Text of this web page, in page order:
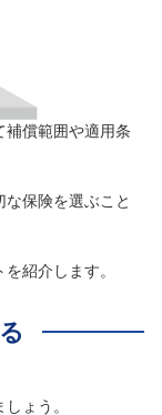
補償範囲や適用条
保険を選ぶこと
紹介します。
ょう。